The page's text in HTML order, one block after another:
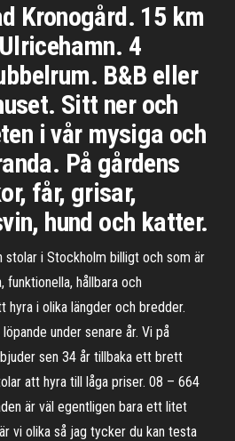
Kronogård. 15 km
4
B&B eller
Sitt ner och
i vår mysiga och
På gårdens
får, grisar,
hund och katter.
stolar i Stockholm billigt och som är
funktionella, hållbara och
hyra i olika längder och bredder.
under senare år. Vi på
sen 34 år tillbaka ett brett
att hyra till låga priser. 08 – 664
är väl egentligen bara ett litet
vi olika så jag tycker du kan testa